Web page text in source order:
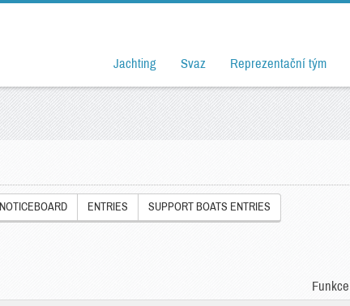
Jachting Svaz Reprezentační tým
NOTICEBOARD ENTRIES SUPPORT BOATS ENTRIES
Funkce